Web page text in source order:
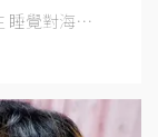
睡覺對海⋯